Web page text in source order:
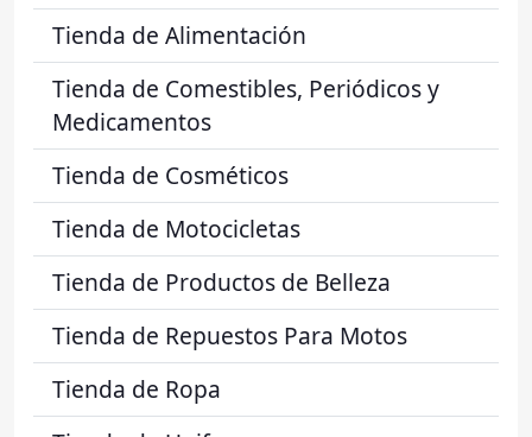
Tienda de Alimentación
Tienda de Comestibles, Periódicos y
Medicamentos
Tienda de Cosméticos
Tienda de Motocicletas
Tienda de Productos de Belleza
Tienda de Repuestos Para Motos
Tienda de Ropa